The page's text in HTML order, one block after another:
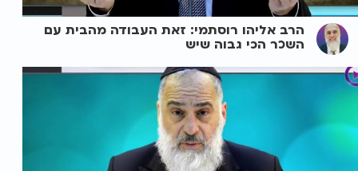
הרב אליהו רוסתמי: זאת העבודה מהבית עם
השכר הכי גבוה שיש